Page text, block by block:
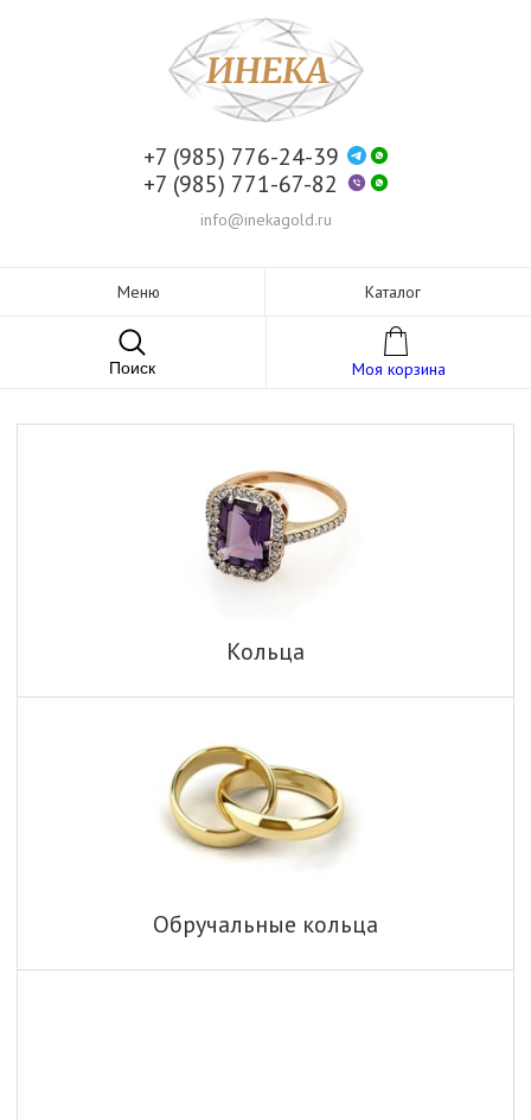
+7 (985) 776-24-39
+7 (985) 771-67-82
info@inekagold.ru
Меню Каталог
Поиск Моя корзина
Кольца
Обручальные кольца